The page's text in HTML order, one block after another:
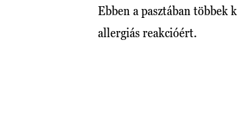
Ebben a pasztában többek
allergiás reakcióért.